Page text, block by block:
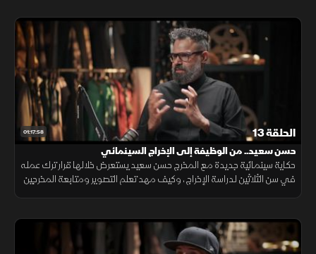
01:17:58 الحلقة 13
حسن سعيد.. من الوظيفة إلى الإخراج السينمائي
حكاية سينمائية جديدة مع المخرج حسن سعيد يستعرض خلالها قرار ترك عمله
في سن الثلاثين لدراسة الإخراج، وكيف مهد تعلم التصوير ومتابعة المخرجين